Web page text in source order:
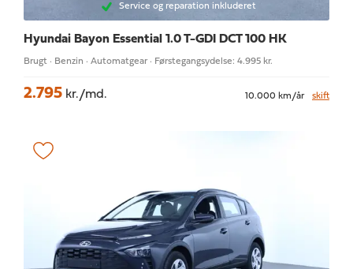
Service og reparation inkluderet
Hyundai Bayon Essential 1.0 T-GDI DCT 100 HK
Brugt · Benzin · Automatgear · Førstegangsydelse: 4.995 kr.
2.795 kr./md. 10.000 km/år skift